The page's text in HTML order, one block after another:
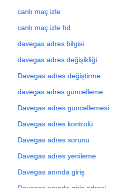
canlı maç izle
canlı maç izle hd
davegas adres bilgisi
davegas adres değişikliği
Davegas adres değiştirme
davegas adres güncelleme
Davegas adres güncellemesi
Davegas adres kontrolü
Davegas adres sorunu
Davegas adres yenileme
Davegas anında giriş